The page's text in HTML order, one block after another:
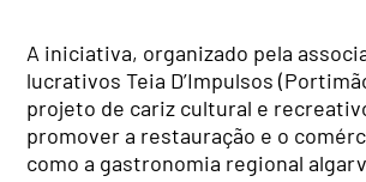
A iniciativa, organizado pela
lucrativos Teia D’Impulsos
projeto de cariz cultural e
promover a restauração e o
como a gastronomia regional